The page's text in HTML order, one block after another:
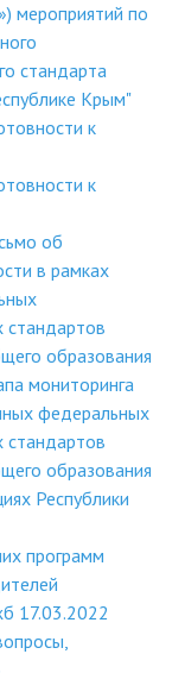
мероприятий по
стандарта
Крым"
к
к
об
в рамках
стандартов
образования
мониторинга
федеральных
стандартов
образования
Республики
программ
17.03.2022